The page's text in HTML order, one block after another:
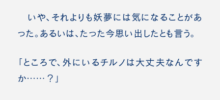
いや、それよりも妖夢には気になることがあ
った。あるいは、たった今思い出したとも言う。
「ところで、外にいるチルノは大丈夫なんです
か……？」